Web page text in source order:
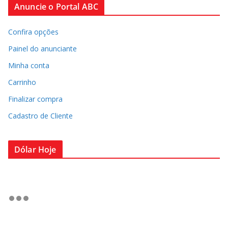
Anuncie o Portal ABC
Confira opções
Painel do anunciante
Minha conta
Carrinho
Finalizar compra
Cadastro de Cliente
Dólar Hoje